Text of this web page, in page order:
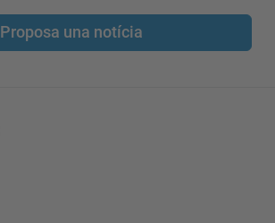
Proposa una notícia